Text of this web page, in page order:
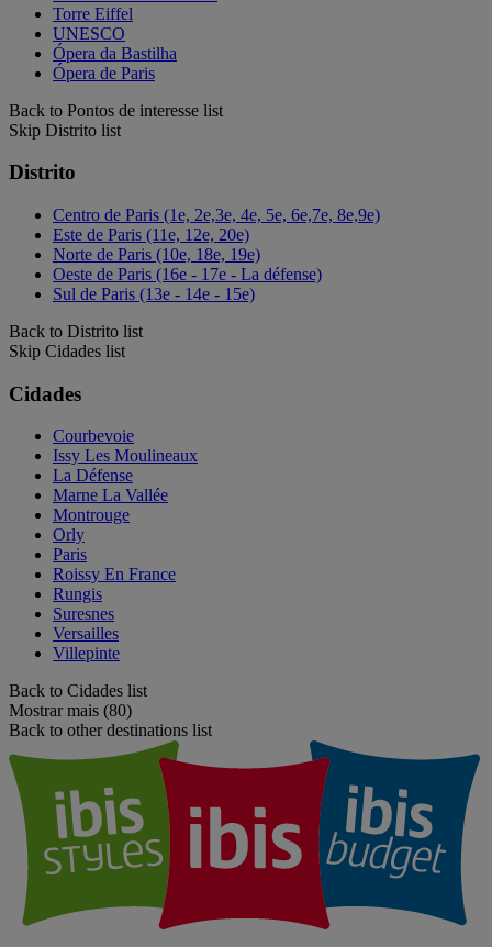
Torre Eiffel
UNESCO
Ópera da Bastilha
Ópera de Paris
Back to Pontos de interesse list
Skip Distrito list
Distrito
Centro de Paris (1e, 2e,3e, 4e, 5e, 6e,7e, 8e,9e)
Este de Paris (11e, 12e, 20e)
Norte de Paris (10e, 18e, 19e)
Oeste de Paris (16e - 17e - La défense)
Sul de Paris (13e - 14e - 15e)
Back to Distrito list
Skip Cidades list
Cidades
Courbevoie
Issy Les Moulineaux
La Défense
Marne La Vallée
Montrouge
Orly
Paris
Roissy En France
Rungis
Suresnes
Versailles
Villepinte
Back to Cidades list
Mostrar mais (80)
Back to other destinations list